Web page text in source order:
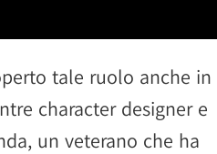
tale ruolo anche in
character designer e
un veterano che ha